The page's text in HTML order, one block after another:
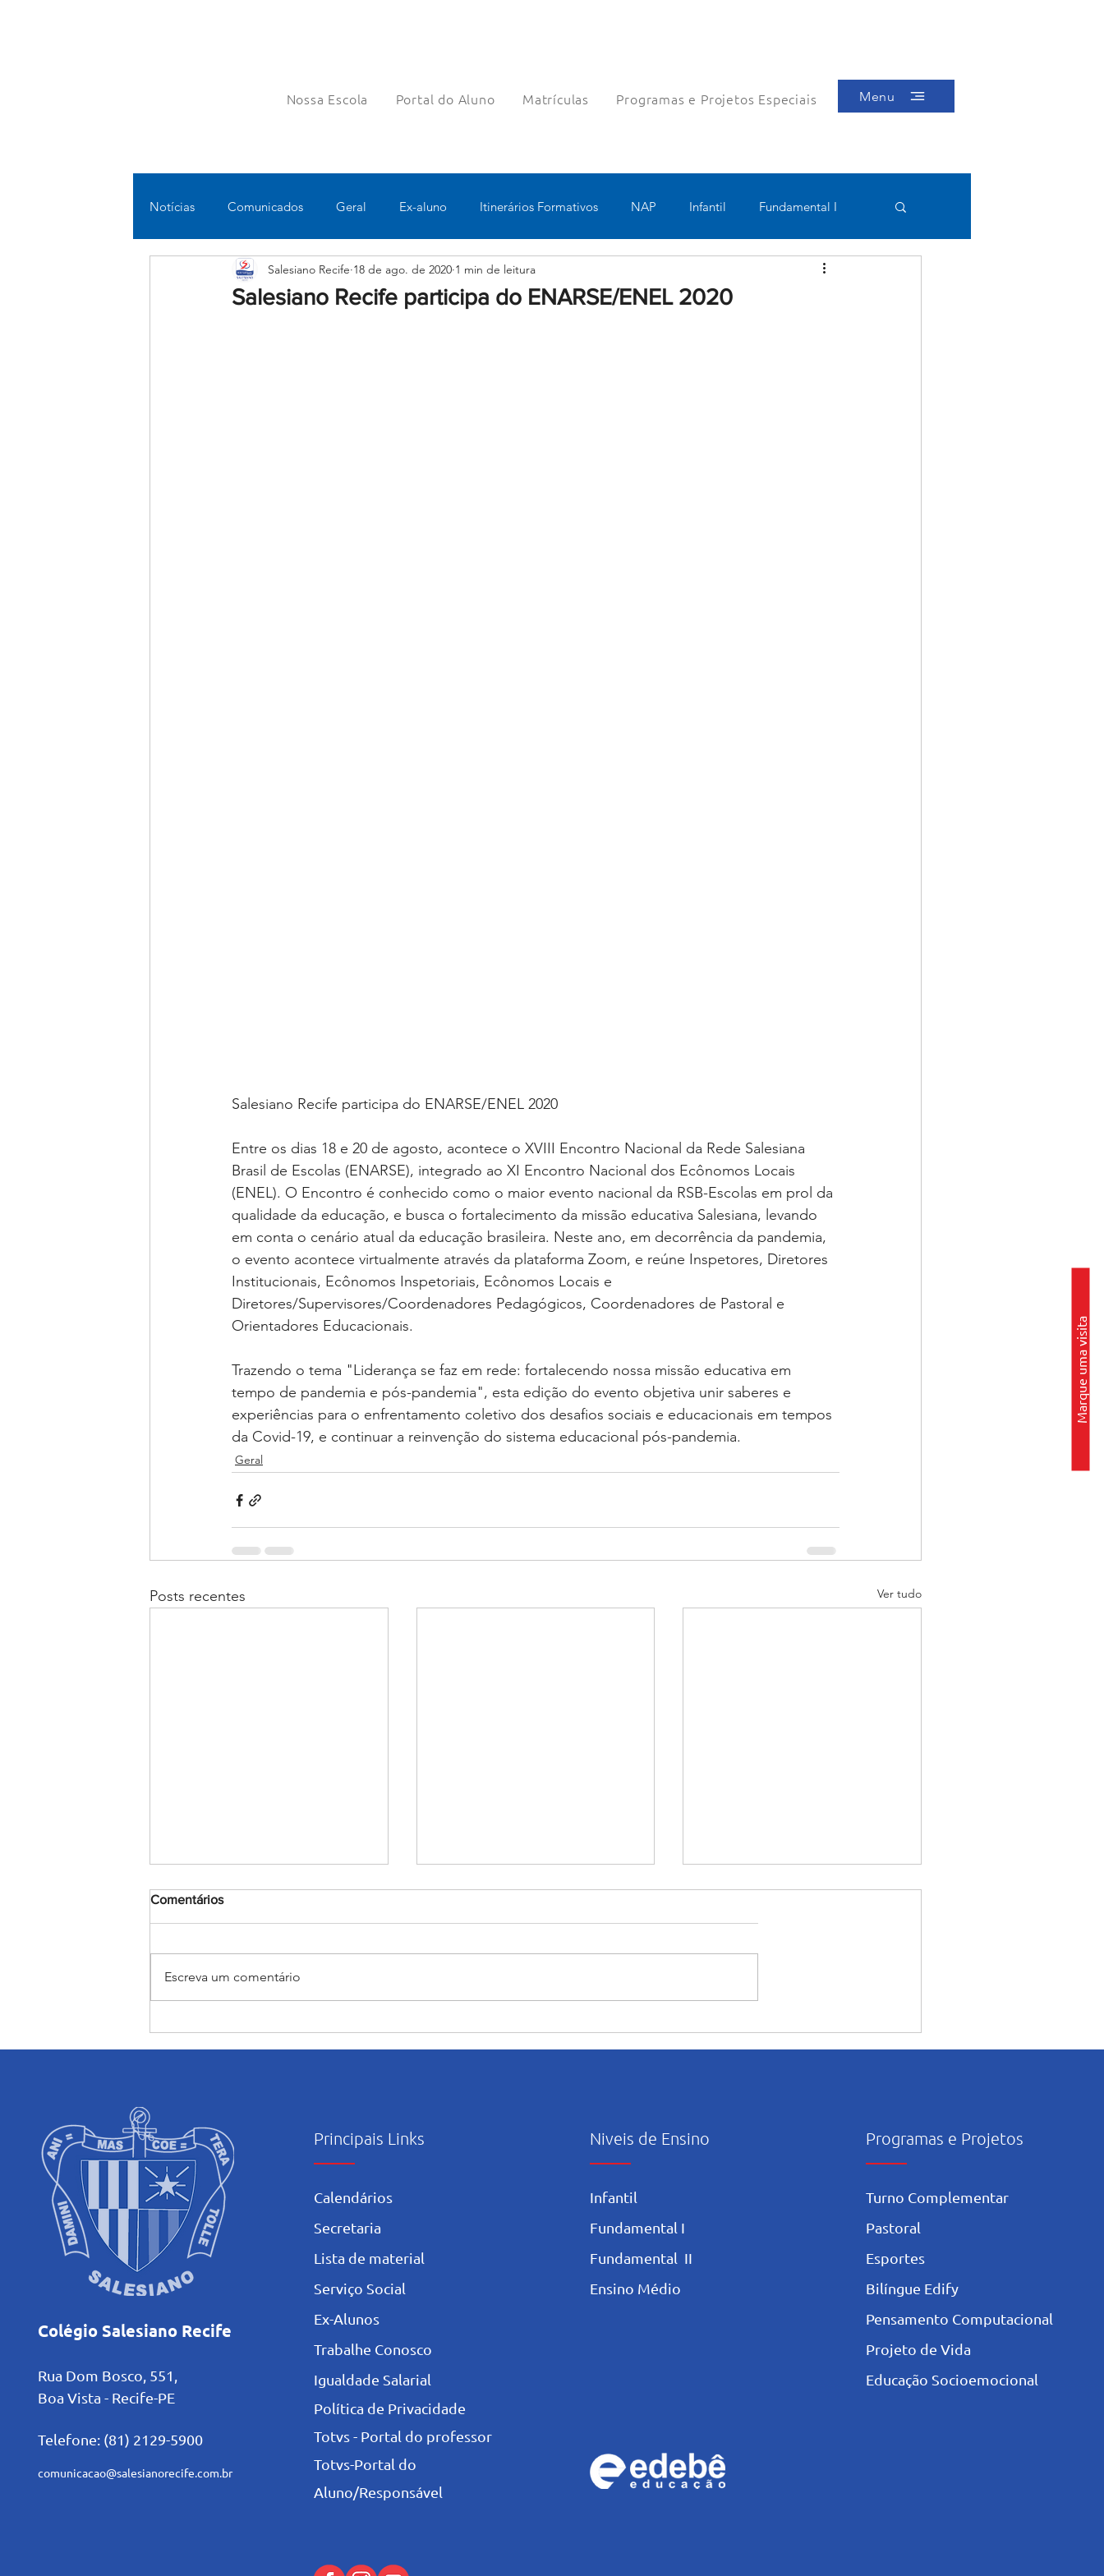
Nossa Escola Portal do Aluno Matrículas Programas e Projetos Especiais Menu
Marque uma visita
Notícias Comunicados Geral Ex-aluno Itinerários Formativos NAP Infantil Fundamental I
Fundamental II Ensino Médio Pastoral Esportes
Salesiano Recife participa do ENARSE/ENEL 2020
Salesiano Recife 18 de ago. de 2020 1 min de leitura
Salesiano Recife participa do ENARSE/ENEL 2020⁣
Entre os dias 18 e 20 de agosto, acontece o XVIII Encontro Nacional da Rede Salesiana
Brasil de Escolas (ENARSE), integrado ao XI Encontro Nacional dos Ecônomos Locais
(ENEL). O Encontro é conhecido como o maior evento nacional da RSB-Escolas em prol da
qualidade da educação, e busca o fortalecimento da missão educativa Salesiana, levando
em conta o cenário atual da educação brasileira. Neste ano, em decorrência da pandemia,
o evento acontece virtualmente através da plataforma Zoom, e reúne Inspetores, Diretores
Institucionais, Ecônomos Inspetoriais, Ecônomos Locais e
Diretores/Supervisores/Coordenadores Pedagógicos, Coordenadores de Pastoral e
Orientadores Educacionais.⁣
Trazendo o tema "Liderança se faz em rede: fortalecendo nossa missão educativa em
tempo de pandemia e pós-pandemia", esta edição do evento objetiva unir saberes e
experiências para o enfrentamento coletivo dos desafios sociais e educacionais em tempos
da Covid-19, e continuar a reinvenção do sistema educacional pós-pandemia.⁣
Geral
Posts recentes Ver tudo
Comentários
Escreva um comentário
Colégio Salesiano Recife
Rua Dom Bosco, 551,
Boa Vista - Recife-PE
Telefone: (81) 2129-5900
comunicacao@salesianorecife.com.br
Principais Links
Calendários
Secretaria
L ista de material
Serviço Social
Ex-Alunos
Trabalhe Conosco
Igualdade Salarial
Política de Privacidade
Totvs - Portal do professor
Totvs-Portal do
Aluno/Responsável
Niveis de Ensino
Infantil
Fundamental I
Fundamental II
Ensino Médio
Programas e Projetos
Turno Complementar
Pastoral
Esportes
Bilíngue Edify
Pensamento Computacional
Projeto de Vida
Educação Socioemocional